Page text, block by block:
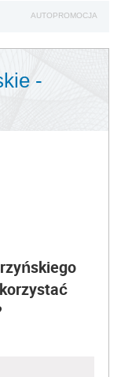
AUTOPROMOCJA
-